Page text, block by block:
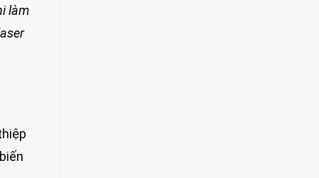
làm